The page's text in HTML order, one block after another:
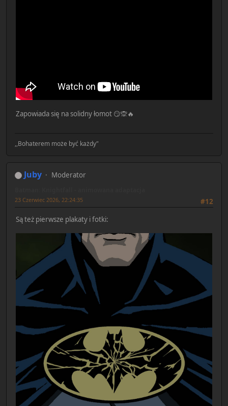
Zapowiada się na solidny łomot 😏🙊🔥
,,Bohaterem może być każdy"
Juby Moderator
#12
23 Czerwiec 2026, 22:24:35
Są też pierwsze plakaty i fotki: